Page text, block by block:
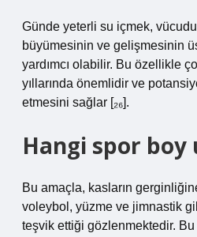
Günde yeterli su içmek,
büyümesinin ve gelişmesinin
yardımcı olabilir. Bu özellikle
yıllarında önemlidir ve
etmesini sağlar [₂₆].
Hangi spor boy
Bu amaçla, kasların
​​voleybol, yüzme ve jimnastik
teşvik ettiği gözlenmektedir. Bu